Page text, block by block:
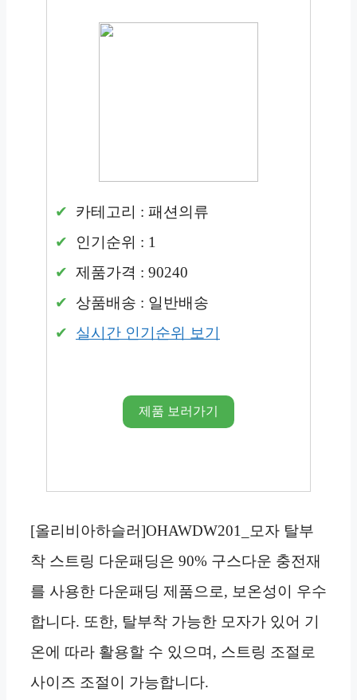
카테고리 : 패션의류
인기순위 : 1
제품가격 : 90240
상품배송 : 일반배송
실시간 인기순위 보기
제품 보러가기
[올리비아하슬러]OHAWDW201_모자 탈부
착 스트링 다운패딩은 90% 구스다운 충전재
를 사용한 다운패딩 제품으로, 보온성이 우수
합니다. 또한, 탈부착 가능한 모자가 있어 기
온에 따라 활용할 수 있으며, 스트링 조절로
사이즈 조절이 가능합니다.